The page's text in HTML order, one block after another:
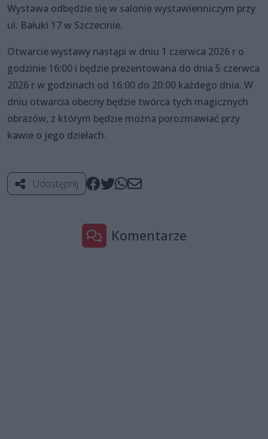
Wystawa odbędzie się w salonie wystawienniczym przy
ul. Bałuki 17 w Szczecinie.
Otwarcie wystawy nastąpi w dniu 1 czerwca 2026 r o
godzinie 16:00 i będzie prezentowana do dnia 5 czerwca
2026 r w godzinach od 16:00 do 20:00 każdego dnia. W
dniu otwarcia obecny będzie twórca tych magicznych
obrazów, z którym będzie można porozmawiać przy
kawie o jego dziełach.
Udostępnij
Komentarze